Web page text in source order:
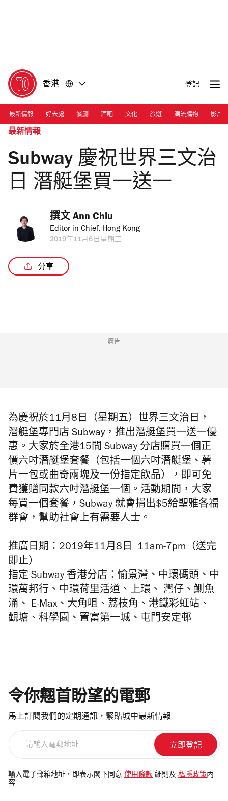
香港 登記
最新情報 好去處 餐廳 酒吧 文化 旅遊 潮流購物 影片
最新情報
Subway 慶祝世界三文治
日 潛艇堡買一送一
撰文 Ann Chiu
Editor in Chief, Hong Kong
2019年11月6日星期三
分享
廣告
為慶祝於11月8日（星期五）世界三文治日，
潛艇堡專門店 Subway，推出潛艇堡買一送一優
惠。大家於全港15間 Subway 分店購買一個正
價六吋潛艇堡套餐 （包括一個六吋潛艇堡、薯
片一包或曲奇兩塊及一份指定飲品），即可免
費獲贈同款六吋潛艇堡一個。活動期間，大家
每買一個套餐，Subway 就會捐出$5給聖雅各福
群會 ，幫助社會上有需要人士。
推廣日期：2019年11月8 日 11am-7pm（送完
即止）
指定 Subway 香港分店 ：愉景灣、中環碼頭、中
環萬邦行、中環荷里活道、上環、 灣仔、鰂魚
涌、 E-Max、大角咀、荔枝角、港鐵彩虹站、
觀塘、科學園、置富第一城、屯門安定邨
令你翹首盼望的電郵
馬上訂閱我們的定期通訊，緊貼城中最新情報
電
郵
輸入電子郵箱地址，即表示閣下同意 使用條款 細則及 私隱政策 內
容